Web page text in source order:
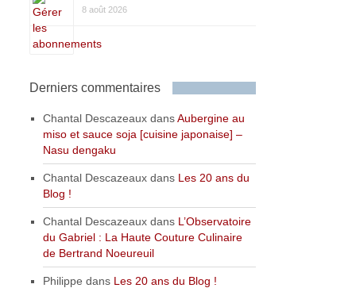
8 août 2026
Derniers commentaires
Chantal Descazeaux dansAubergine au
miso et sauce soja [cuisine japonaise] –
Nasu dengaku
Chantal Descazeaux dans Les 20 ans du
Blog !
Chantal Descazeaux dans L’Observatoire
du Gabriel : La Haute Couture Culinaire
de Bertrand Noeureuil
Philippe dans Les 20 ans du Blog !